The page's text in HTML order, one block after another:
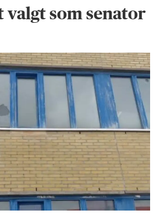
valgt som senator